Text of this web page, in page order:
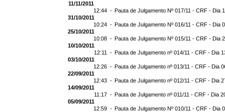
11/11/2011
12:44 - Pauta de Julgamento Nº 017/11 - CRF - Dia
31/10/2011
10:24 - Pauta de Julgamento Nº 016/11 - CRF - Dia
25/10/2011
10:08 - Pauta de Julgamento Nº 015/11 - CRF - Dia
10/10/2011
12:11 - Pauta de Julgamento nº 014/11 - CRF - Dia
03/10/2011
12:26 - Pauta de Julgamento nº 013/11 - CRF - Dia
22/09/2011
12:43 - Pauta de Julgamento nº 012/11 - CRF - Dia
14/09/2011
11:17 - Pauta de Julgamento nº 011/11 - CRF - Dia
05/09/2011
12:59 - Pauta de Julgamento Nº 010/11 - CRF - Dia